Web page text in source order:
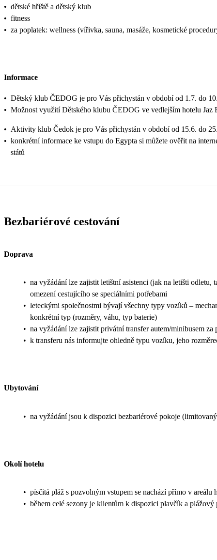
• dětské hřiště a dětský klub
• fitness
• za poplatek: wellness (vířivka, sauna, masáže, kosmetické
Informace
• Dětský klub ČEDOG je pro Vás přichystán v období od 1.7. do
• Možnost využití Dětského klubu ČEDOG ve vedlejším hotelu Jaz
• Aktivity klub Čedok je pro Vás přichystán v období od 15.6. do
• konkrétní informace ke vstupu do Egypta si můžete ověřit na
států
Bezbariérové cestování
Doprava
• na vyžádání lze zajistit letištní asistenci (jak na letišti odletu,
omezení cestujícího se speciálními potřebami
• leteckými společnostmi bývají všechny typy vozíků –
konkrétní typ (rozměry, váhu, typ baterie)
• na vyžádání lze zajistit privátní transfer autem/minibusem
• k transferu nás informujte ohledně typu vozíku, jeho
Ubytování
• na vyžádání jsou k dispozici bezbariérové pokoje
Okolí hotelu
• písčitá pláž s pozvolným vstupem se nachází přímo v
• během celé sezony je klientům k dispozici plavčík a plážový